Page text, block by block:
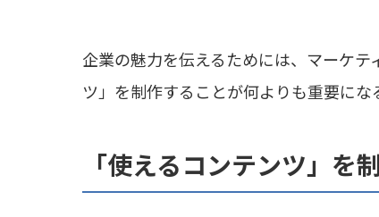
企業の魅力を伝えるためには、マーケ
ツ」を制作することが何よりも重要にな
「使えるコンテンツ」を